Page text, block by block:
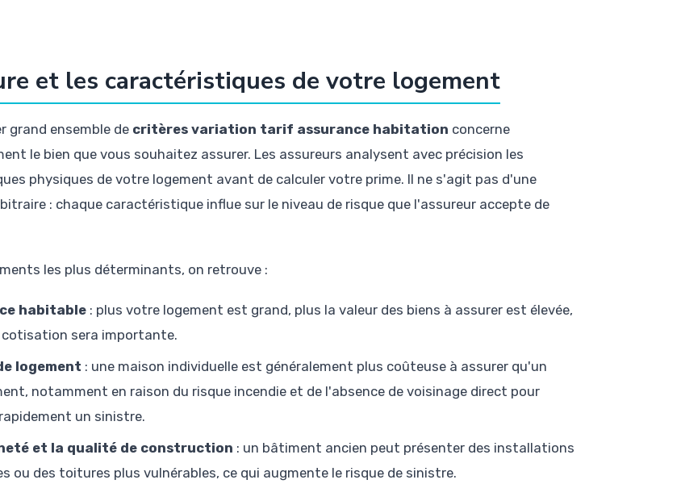
et les caractéristiques de votre logement
grand ensemble de critères variation tarif assurance habitation concerne
le bien que vous souhaitez assurer. Les assureurs analysent avec précision les
physiques de votre logement avant de calculer votre prime. Il ne s'agit pas d'une
: chaque caractéristique influe sur le niveau de risque que l'assureur accepte de
les plus déterminants, on retrouve :
habitable : plus votre logement est grand, plus la valeur des biens à assurer est élevée,
cotisation sera importante.
logement : une maison individuelle est généralement plus coûteuse à assurer qu'un
notamment en raison du risque incendie et de l'absence de voisinage direct pour
un sinistre.
et la qualité de construction : un bâtiment ancien peut présenter des installations
ou des toitures plus vulnérables, ce qui augmente le risque de sinistre.